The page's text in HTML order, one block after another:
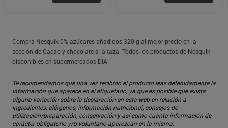
Compra Nesquik 0% azúcares añadidos 320 g al mejor precio en la
sección de Cacao y chocolate a la taza. Todos los productos de Nesquik
disponibles en supermercados DIA.
Te recomendamos que una vez recibido el producto leas detenidamente la
información que aparece en el etiquetado, ya que es posible que exista
alguna variación sobre la declaración en esta web en relación a
ingredientes, alérgenos, información nutricional, consejos de
utilización/preparación, conservación y así como cuanta información de
carácter obligatorio y/o voluntario aparezcan en la misma.